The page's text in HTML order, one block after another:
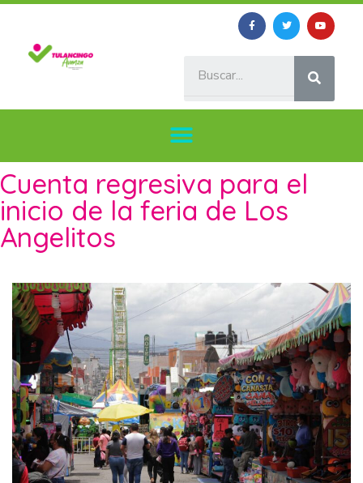
Cuenta regresiva para el
inicio de la feria de Los
Angelitos